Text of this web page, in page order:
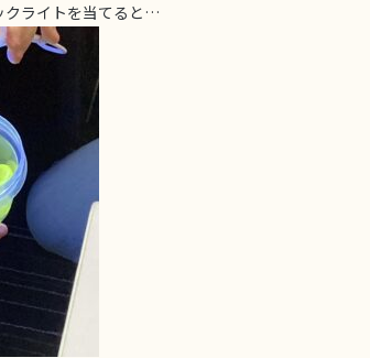
クライトを当てると…